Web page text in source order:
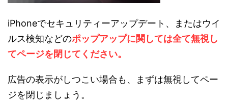
iPhoneでセキュリティーアップデート、またはウイ
ルス検知などのポップアップに関しては全て無視し
てページを閉じてください。
広告の表示がしつこい場合も、まずは無視してペー
ジを閉じましょう。